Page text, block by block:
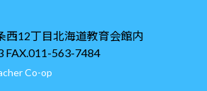
西12丁目北海道教育会館内
FAX.011-563-7484
Co-op